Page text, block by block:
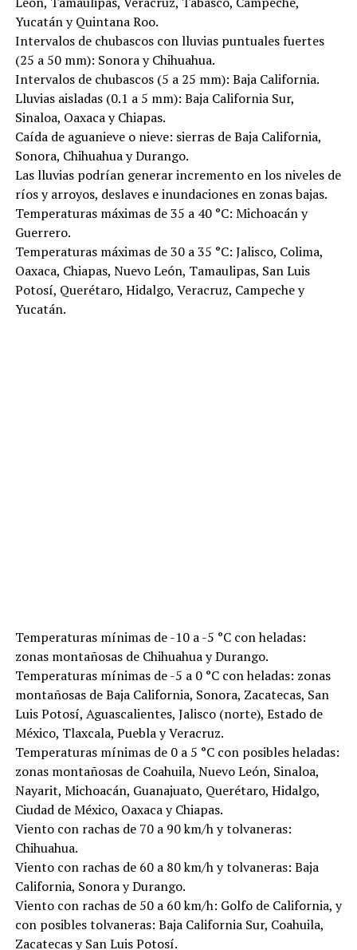
Yucatán y Quintana Roo.
Intervalos de chubascos con lluvias puntuales fuertes
(25 a 50 mm): Sonora y Chihuahua.
Intervalos de chubascos (5 a 25 mm): Baja California.
Lluvias aisladas (0.1 a 5 mm): Baja California Sur,
Sinaloa, Oaxaca y Chiapas.
Caída de aguanieve o nieve: sierras de Baja California,
Sonora, Chihuahua y Durango.
Las lluvias podrían generar incremento en los niveles de
ríos y arroyos, deslaves e inundaciones en zonas bajas.
Temperaturas máximas de 35 a 40 °C: Michoacán y
Guerrero.
Temperaturas máximas de 30 a 35 °C: Jalisco, Colima,
Oaxaca, Chiapas, Nuevo León, Tamaulipas, San Luis
Potosí, Querétaro, Hidalgo, Veracruz, Campeche y
Yucatán.
Temperaturas mínimas de -10 a -5 °C con heladas:
zonas montañosas de Chihuahua y Durango.
Temperaturas mínimas de -5 a 0 °C con heladas: zonas
montañosas de Baja California, Sonora, Zacatecas, San
Luis Potosí, Aguascalientes, Jalisco (norte), Estado de
México, Tlaxcala, Puebla y Veracruz.
Temperaturas mínimas de 0 a 5 °C con posibles heladas:
zonas montañosas de Coahuila, Nuevo León, Sinaloa,
Nayarit, Michoacán, Guanajuato, Querétaro, Hidalgo,
Ciudad de México, Oaxaca y Chiapas.
Viento con rachas de 70 a 90 km/h y tolvaneras:
Chihuahua.
Viento con rachas de 60 a 80 km/h y tolvaneras: Baja
California, Sonora y Durango.
Viento con rachas de 50 a 60 km/h: Golfo de California, y
con posibles tolvaneras: Baja California Sur, Coahuila,
Zacatecas y San Luis Potosí.